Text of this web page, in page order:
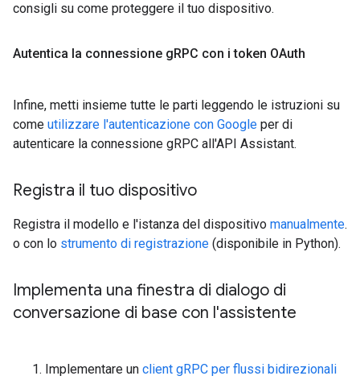
consigli su come proteggere il tuo dispositivo.
Autentica la connessione gRPC con i token OAuth
Infine, metti insieme tutte le parti leggendo le istruzioni su
come utilizzare l'autenticazione con Google per di
autenticare la connessione gRPC all'API Assistant.
Registra il tuo dispositivo
Registra il modello e l'istanza del dispositivo manualmente.
o con lo strumento di registrazione (disponibile in Python).
Implementa una finestra di dialogo di
conversazione di base con l'assistente
Implementare un client gRPC per flussi bidirezionali